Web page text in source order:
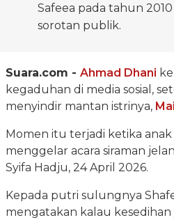
Safeea pada tahun
sorotan publik.
Suara.com - Ahmad Dhani
kegaduhan di media sosial,
menyindir mantan istrinya,
Momen itu terjadi ketika
menggelar acara siraman
Syifa Hadju, 24 April 2026.
Kepada putri sulungnya
mengatakan kalau